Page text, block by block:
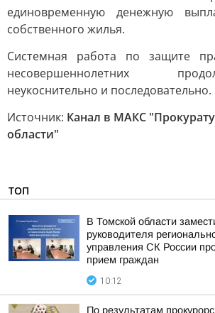
единовременную денежную
собственного жилья.
Системная работа по защите
несовершеннолетних
неукоснительно и последовательно.
Источник: Канал в МАКС
области"
ТОП
В Томской области
руководителя
управления СК России
прием граждан
10:12
По результатам